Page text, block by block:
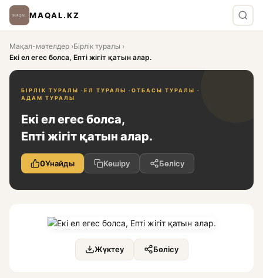
MAQAL.KZ
Мақал-мәтелдер ›Бірлік туралы ›
Екі ел егес болса, Епті жігіт қатын алар.
БІРЛІК ТУРАЛЫ · ЕЛ ТУРАЛЫ · ОТБАСЫ ТУРАЛЫ ·
АДАМ ТУРАЛЫ
Екі ел егес болса,
Епті жігіт қатын алар.
0Ұнайды Көшіру Бөлісу
Жүктеу Бөлісу